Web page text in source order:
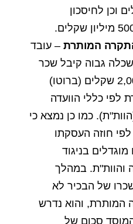
וכן לחיסכון
מיליון שקלים.
המותרת – עובד
גבוה קיבל שכר
שקלים (ברוטו)
לפי כללי הוועדה
הוות"ת). כמו כן נמצא כי
לפי חוזה העסקתו
מוגדלים בניגוד
והוות"ת. במהלך
של הבכיר לא
המותרת, והוא נדרש
סכום של